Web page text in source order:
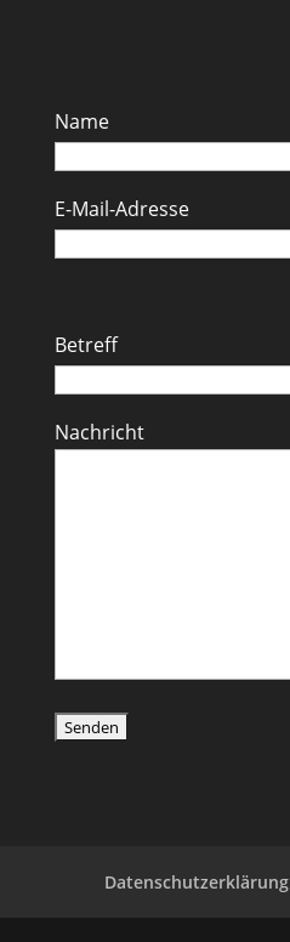
Name
E-Mail-Adresse
Betreff
Nachricht
Datenschutzerklärung